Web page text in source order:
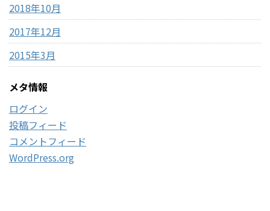
2018年10月
2017年12月
2015年3月
メタ情報
ログイン
投稿フィード
コメントフィード
WordPress.org